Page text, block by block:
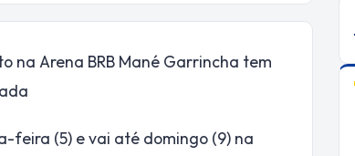
na Arena BRB Mané Garrincha tem
feira (5) e vai até domingo (9) na